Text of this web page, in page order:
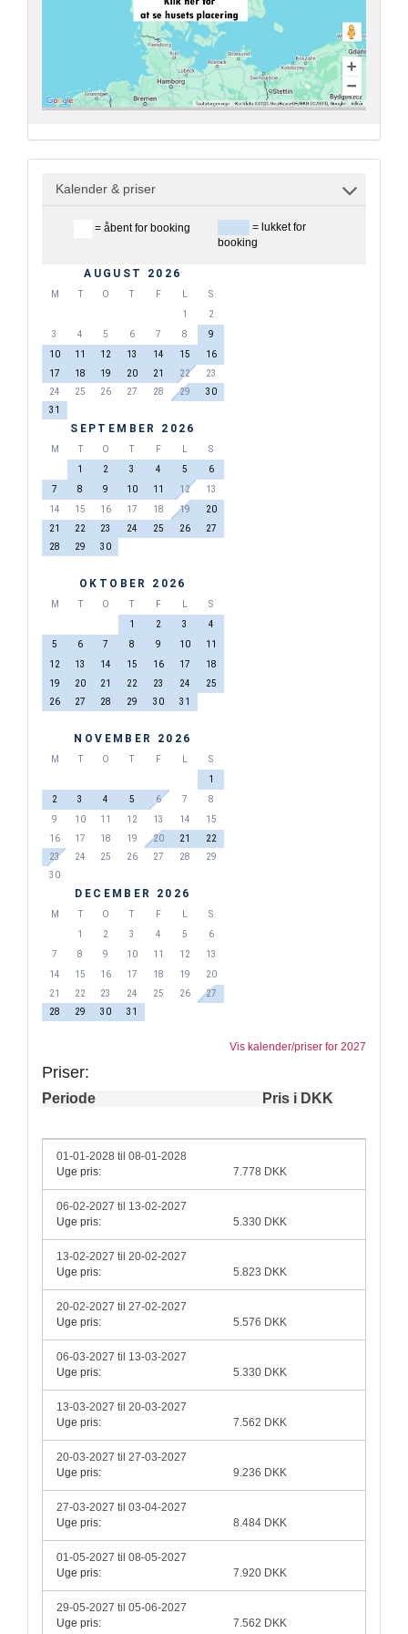
Kalender & priser
= åbent for booking
= lukket for
booking
AUGUST 2026
M T O T F
S
1
2
3
4 5 6 7 8
9
10
11 12 13 14 15
16
17
18 19 20 21 22
23
24
25 26 27 28 29
30
31
SEPTEMBER 2026
M T O T F
S
1
2 3 4 5
6
7
8 9 10 11 12
13
14
15 16 17 18 19
20
21
22 23 24 25 26
27
28
29 30
OKTOBER 2026
M T O T F
S
1
2 3
4
5
6 7 8 9 10
11
12
13 14 15 16 17
18
19
20 21 22 23 24
25
26
27 28 29 30 31
NOVEMBER 2026
M T O T F
S
1
2
3 4 5 6 7
8
9
10 11 12 13 14
15
16
17 18 19 20 21
22
23
24 25 26 27 28
29
30
DECEMBER 2026
M T O T F
S
1
2 3 4 5
6
7
8 9 10 11 12
13
14
15 16 17 18 19
20
21
22 23 24 25 26
27
28
29 30 31
Vis kalender/priser for 2027
Priser:
Periode Pris i DKK
01-01-2028 til 08-01-2028
Uge pris:
7.778 DKK
06-02-2027 til 13-02-2027
Uge pris:
5.330 DKK
13-02-2027 til 20-02-2027
Uge pris:
5.823 DKK
20-02-2027 til 27-02-2027
Uge pris:
5.576 DKK
06-03-2027 til 13-03-2027
Uge pris:
5.330 DKK
13-03-2027 til 20-03-2027
Uge pris:
7.562 DKK
20-03-2027 til 27-03-2027
Uge pris:
9.236 DKK
27-03-2027 til 03-04-2027
Uge pris:
8.484 DKK
01-05-2027 til 08-05-2027
Uge pris:
7.920 DKK
29-05-2027 til 05-06-2027
Uge pris:
7.562 DKK